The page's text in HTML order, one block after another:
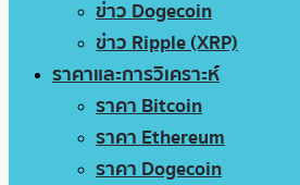
ข่าว Dogecoin
ข่าว Ripple (XRP)
ราคาและการวิเคราะห์
ราคา Bitcoin
ราคา Ethereum
ราคา Dogecoin